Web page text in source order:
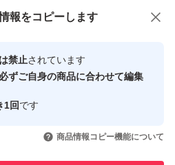
心・安全なユーザーです
引を完了させた実績があります
報をコピーします
禁止されています
必ずご自身の商品に合わせて編集
1回です
商品情報コピー機能について
ススメ